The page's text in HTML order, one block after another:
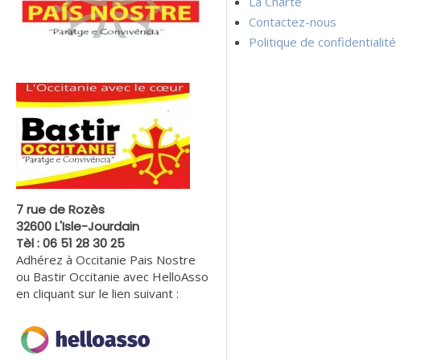
7 rue de Rozès
32600 L'Isle-Jourdain
Tèl : 06 51 28 30 25
Adhérez à Occitanie Pais Nostre
ou Bastir Occitanie avec HelloAsso
en cliquant sur le lien suivant :
Contactez-nous
Politique de confidentialité